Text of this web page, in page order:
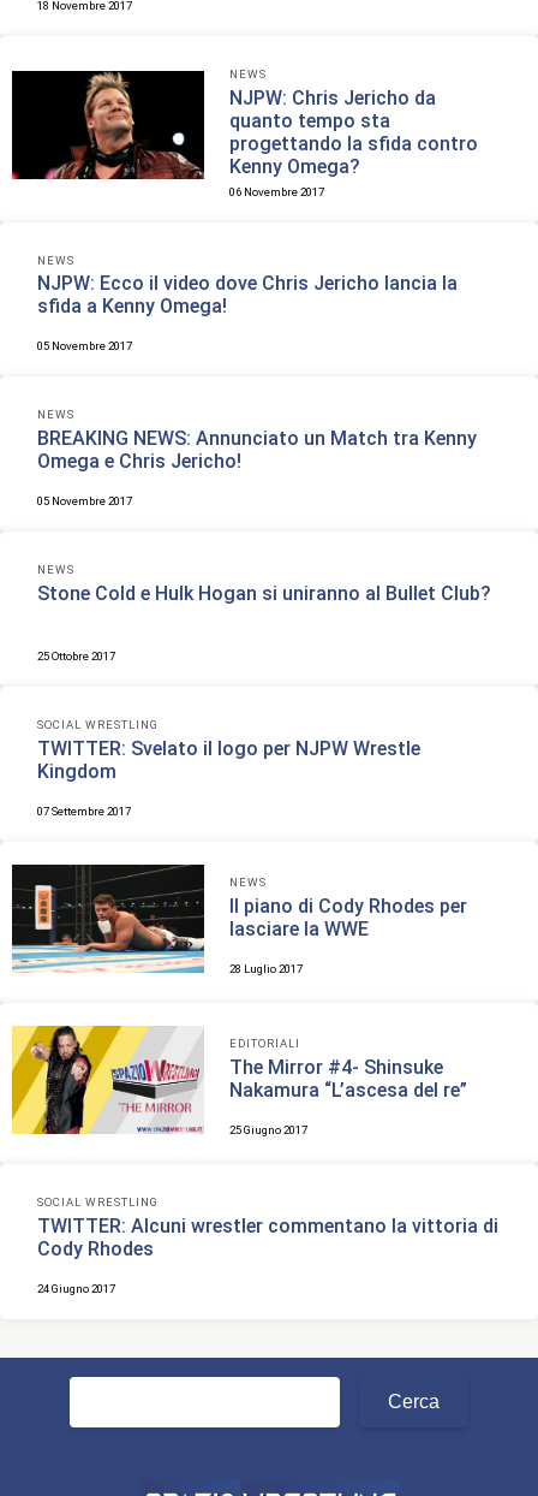
18 Novembre 2017
NEWS
NJPW: Chris Jericho da
quanto tempo sta
progettando la sfida contro
Kenny Omega?
06 Novembre 2017
NEWS
NJPW: Ecco il video dove Chris Jericho lancia la
sfida a Kenny Omega!
05 Novembre 2017
NEWS
BREAKING NEWS: Annunciato un Match tra Kenny
Omega e Chris Jericho!
05 Novembre 2017
NEWS
Stone Cold e Hulk Hogan si uniranno al Bullet Club?
25 Ottobre 2017
SOCIAL WRESTLING
TWITTER: Svelato il logo per NJPW Wrestle
Kingdom
07 Settembre 2017
NEWS
Il piano di Cody Rhodes per
lasciare la WWE
28 Luglio 2017
EDITORIALI
The Mirror #4- Shinsuke
Nakamura “L’ascesa del re”
25 Giugno 2017
SOCIAL WRESTLING
TWITTER: Alcuni wrestler commentano la vittoria di
Cody Rhodes
24 Giugno 2017
Ricerca